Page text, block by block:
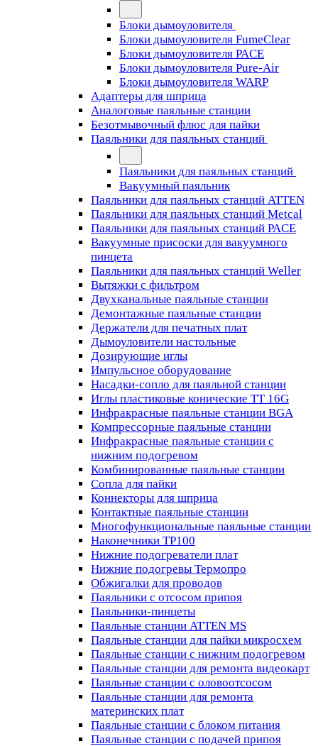
Блоки дымоуловителя
Блоки дымоуловителя FumeClear
Блоки дымоуловителя PACE
Блоки дымоуловителя Pure-Air
Блоки дымоуловителя WARP
Адаптеры для шприца
Аналоговые паяльные станции
Безотмывочный флюс для пайки
Паяльники для паяльных станций
Паяльники для паяльных станций
Вакуумный паяльник
Паяльники для паяльных станций ATTEN
Паяльники для паяльных станций Metcal
Паяльники для паяльных станций PACE
Вакуумные присоски для вакуумного
пинцета
Паяльники для паяльных станций Weller
Вытяжки с фильтром
Двухканальные паяльные станции
Демонтажные паяльные станции
Держатели для печатных плат
Дымоуловители настольные
Дозирующие иглы
Импульсное оборудование
Насадки-сопло для паяльной станции
Иглы пластиковые конические TT 16G
Инфракрасные паяльные станции BGA
Компрессорные паяльные станции
Инфракрасные паяльные станции с
нижним подогревом
Комбинированные паяльные станции
Сопла для пайки
Коннекторы для шприца
Контактные паяльные станции
Многофункциональные паяльные станции
Наконечники TP100
Нижние подогреватели плат
Нижние подогревы Термопро
Обжигалки для проводов
Паяльники с отсосом припоя
Паяльники-пинцеты
Паяльные станции ATTEN MS
Паяльные станции для пайки микросхем
Паяльные станции с нижним подогревом
Паяльные станции для ремонта видеокарт
Паяльные станции с оловоотсосом
Паяльные станции для ремонта
материнских плат
Паяльные станции с блоком питания
Паяльные станции с подачей припоя